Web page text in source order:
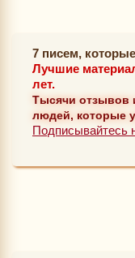
7 писем,
Лучшие
лет.
Тысячи отзывов
людей, которые
Подписывайтесь